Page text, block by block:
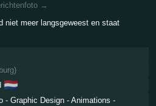
→
niet meer langsgeweest en staat
)
🇳🇱
- Graphic Design - Animations -